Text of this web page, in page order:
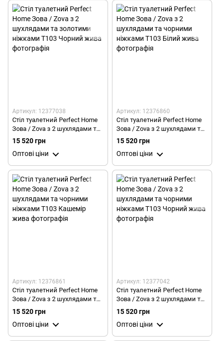
Артикул: 12377038
Стіл туалетний Perfect Home
Зова / Zova з 2 шухлядами та
золотими ніжками T103
15 520 грн
Оптові ціни
Артикул: 12376860
Стіл туалетний Perfect Home
Зова / Zova з 2 шухлядами та
чорними ніжками T103 Білий
15 520 грн
Оптові ціни
Артикул: 12376861
Стіл туалетний Perfect Home
Зова / Zova з 2 шухлядами та
чорними ніжками T103
Кашемір
15 520 грн
Оптові ціни
Артикул: 12377042
Стіл туалетний Perfect Home
Зова / Zova з 2 шухлядами та
чорними ніжками T103
15 520 грн
Оптові ціни